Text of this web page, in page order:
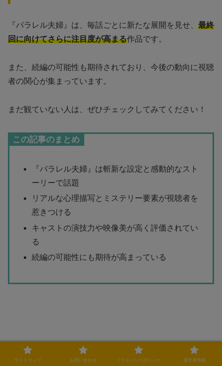
『パラレル夫婦』は、毎話ごとに新たな展開を見せ、 最終
回に向けてさらに注目度が高まる作品です。
また、続編の可能性も期待されており、今後の動向に視聴
者の関心が集まっています。
まだ観ていない人は、ぜひチェックしてみてください！
この記事のまとめ
『パラレル夫婦』は斬新な設定と感動的なスト
ーリーで話題
リアルな心理描写とミステリー要素が視聴者を
惹きつける
キャストの演技力や映像美が高く評価されてい
る
続編の可能性にも期待が高まっている
サイトマップ お問い合わせ プライバシーポリシー 運営者情報